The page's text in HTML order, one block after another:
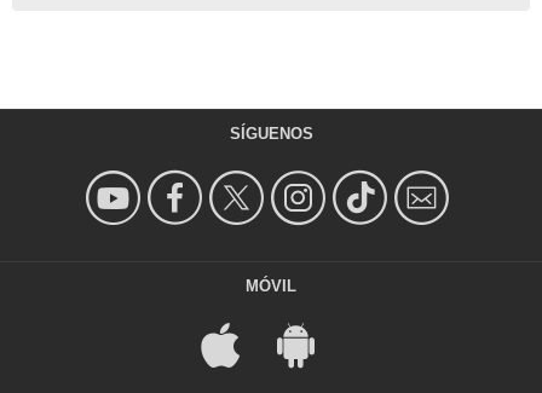
SÍGUENOS
MÓVIL